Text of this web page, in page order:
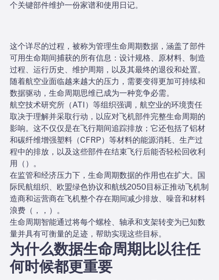
个关键部件维护一份家谱和使用日记。
这个详尽的过程，被称为管理生命周期数据，涵盖了部件
可用生命期间捕获的所有信息：设计规格、原材料、制造
过程、运行历史、维护周期，以及其最终的退役和处置。
随着航空业面临越来越大的压力，需要变得更加可持续和
数据驱动，生命周期思维已成为一种竞争必需。
航空技术研究所（ATI）等组织强调，航空业的环境责任
取决于理解并采取行动，以应对飞机部件完整生命周期的
影响。这不仅仅是在飞行期间追踪排放；它还包括了铝材
和碳纤维增强塑料（CFRP）等材料的能源消耗、生产过
程中的排放，以及这些部件在结束飞行后能否轻松回收利
用（ ）。
在监管和经济压力下，生命周期数据的作用也在扩大。国
际民航组织、欧盟绿色协议和航线2050目标正推动飞机制
造商和运营商在飞机整个存在期间减少排放、噪音和材料
浪费（ ， ， ）。
生命周期智能通过将每个螺栓、轴承和支架转变为已知数
量并具有可衡量的足迹，帮助实现这些目标。
为什么数据生命周期比以往任
何时候都更重要